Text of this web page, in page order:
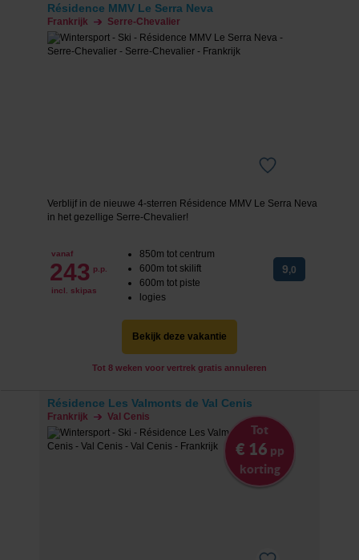
Résidence MMV Le Serra Neva
Frankrijk Serre-Chevalier
Verblijf in de nieuwe 4-sterren Résidence MMV Le Serra Neva
in het gezellige Serre-Chevalier!
vanaf
243 p.p.
incl. skipas
850m tot centrum
600m tot skilift
600m tot piste
logies
9,0
Bekijk deze vakantie
Tot 8 weken voor vertrek gratis annuleren
Résidence Les Valmonts de Val Cenis
Frankrijk Val Cenis
Tot
€ 16 pp
korting